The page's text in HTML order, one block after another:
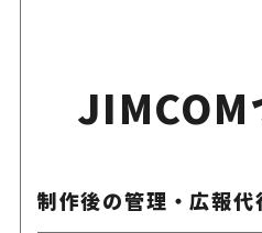
JIMCOM
制作後の管理・広報